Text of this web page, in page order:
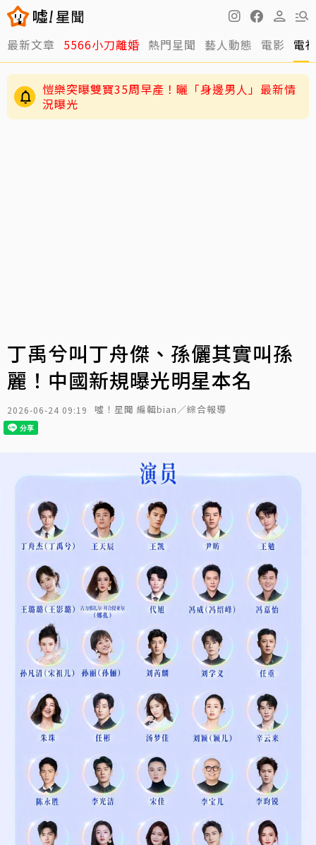
最新文章 5566小刀離婚 熱門星聞 藝人動態 電影 電
愷樂突曝雙寶35周早產！曬「身邊男人」最新情
況曝光
丁禹兮叫丁舟傑、孫儷其實叫孫
麗！中國新規曝光明星本名
2026-06-24 09:19 噓！星聞 編輯bian／綜合報導